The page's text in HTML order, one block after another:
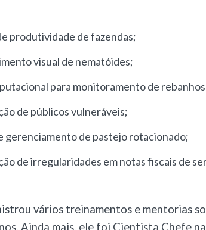
produtividade de fazendas;
visual de nematóides;
para monitoramento de
de públicos vulneráveis;
gerenciamento de pastejo rotacionado;
de irregularidades em notas fiscais de
vários treinamentos e mentorias
Ainda mais, ele foi Cientista Chefe